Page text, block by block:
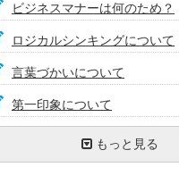
ビジネスマナーは何のため？
ロジカルシンキングについて
言葉づかいについて
第一印象について
相槌は会話のバロメーター
お辞儀でマナーアップ
見逃しやすい会社でのトイレ
肯定的な話し方で得をしよう
勝負は朝起きたときから
『ＡＢＣ分析』で効率アップ
長文を書くための６つのポイ
取引先にお祝いごとがあった
雑談もビジネスツール
ネガティブなメールへの対応
わかりやすいストーリーで話
外出時のマナー もっと見る